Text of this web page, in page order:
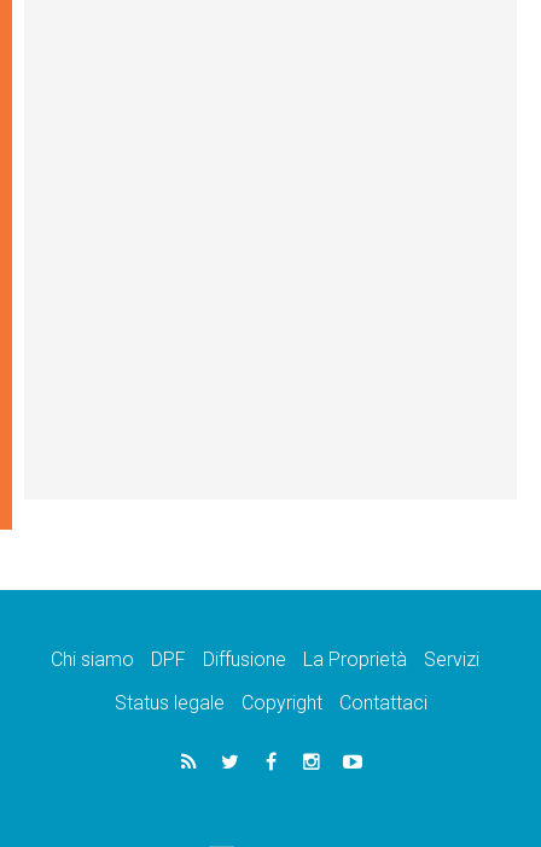
Chi siamo DPF Diffusione La Proprietà
Servizi
Status legale
Copyright Contattaci